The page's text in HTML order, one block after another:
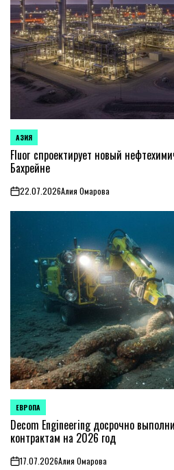
ОПУБЛИКОВАНО
В
АЗИЯ
Fluor спроектирует новый
Бахрейне
on22.07.2026Алия Омарова
ОПУБЛИКОВАНО
В
ЕВРОПА
Decom Engineering досрочно
контрактам на 2026 год
on17.07.2026Алия Омарова